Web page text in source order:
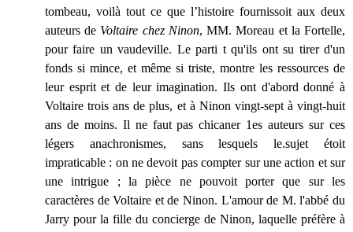
tombeau, voilà tout ce que l’histoire fournissoit aux deux
auteurs de Voltaire chez Ninon, MM. Moreau et la Fortelle,
pour faire un vaudeville. Le parti t qu'ils ont su tirer d'un
fonds si mince, et même si triste, montre les ressources de
leur esprit et de leur imagination. Ils ont d'abord donné à
Voltaire trois ans de plus, et à Ninon vingt-sept à vingt-huit
ans de moins. Il ne faut pas chicaner 1es auteurs sur ces
légers anachronismes, sans lesquels le.sujet étoit
impraticable : on ne devoit pas compter sur une action et sur
une intrigue ; la pièce ne pouvoit porter que sur les
caractères de Voltaire et de Ninon. L'amour de M. l'abbé du
Jarry pour la fille du concierge de Ninon, laquelle préfère à